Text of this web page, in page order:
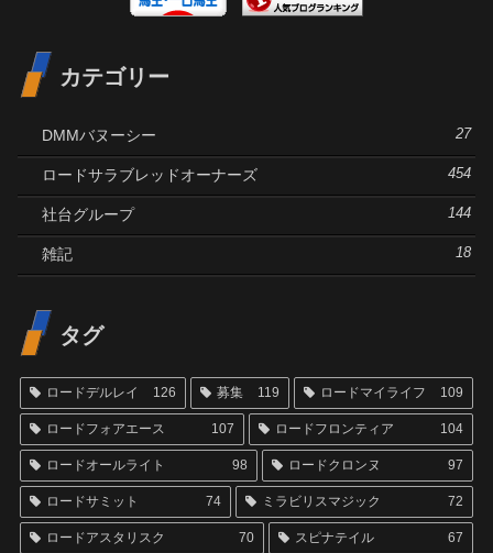
カテゴリー
DMMバヌーシー 27
ロードサラブレッドオーナーズ 454
社台グループ 144
雑記 18
タグ
ロードデルレイ 126 募集 119 ロードマイライフ 109
ロードフォアエース 107 ロードフロンティア 104
ロードオールライト 98 ロードクロンヌ 97
ロードサミット 74 ミラビリスマジック 72
ロードアスタリスク 70 スピナテイル 67